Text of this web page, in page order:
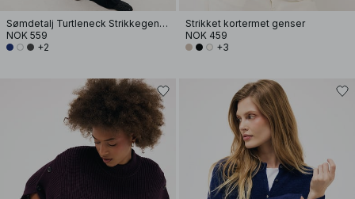
Sømdetalj Turtleneck Strikkegenser
NOK 559
+2
Strikket kortermet genser
NOK 459
+3